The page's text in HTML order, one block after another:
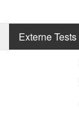
Externe Tests